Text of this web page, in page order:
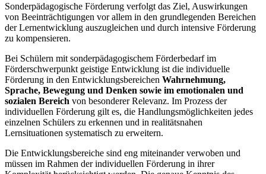
Sonderpädagogische Förderung verfolgt das Ziel, Auswirkungen
von Beeinträchtigungen vor allem in den grundlegenden Bereichen
der Lernentwicklung auszugleichen und durch intensive Förderung
zu kompensieren.
Bei Schülern mit sonderpädagogischem Förderbedarf im
Förderschwerpunkt geistige Entwicklung ist die individuelle
Förderung in den Entwicklungsbereichen Wahrnehmung,
Sprache, Bewegung und Denken sowie im emotionalen und
sozialen Bereich von besonderer Relevanz. Im Prozess der
individuellen Förderung gilt es, die Handlungsmöglichkeiten jedes
einzelnen Schülers zu erkennen und in realitätsnahen
Lernsituationen systematisch zu erweitern.
Die Entwicklungsbereiche sind eng miteinander verwoben und
müssen im Rahmen der individuellen Förderung in ihrer